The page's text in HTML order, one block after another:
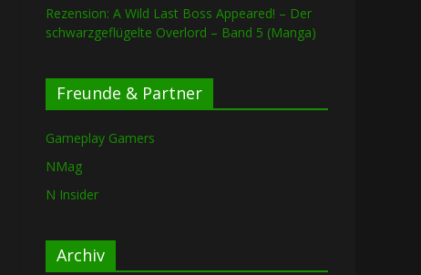
Rezension: A Wild Last Boss Appeared! – Der
schwarzgeflügelte Overlord – Band 5 (Manga)
Freunde & Partner
Gameplay Gamers
NMag
N Insider
Archiv